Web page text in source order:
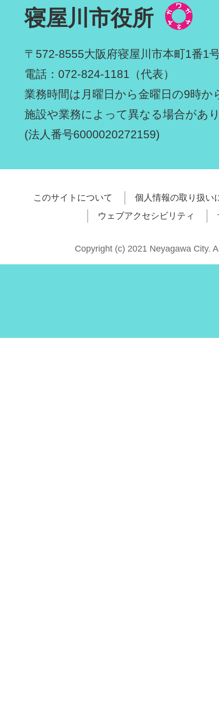
寝屋川市役所
〒572-8555大阪府寝屋川市本町1番1
電話：072-824-1181（代表）
業務時間は月曜日から金曜日の9時か
施設や業務によって異なる場合があ
(法人番号6000020272159)
このサイトについて
個人情報の取り扱い
ウェブアクセシビリティ
Copyright (c) 2021 Neyagawa City.